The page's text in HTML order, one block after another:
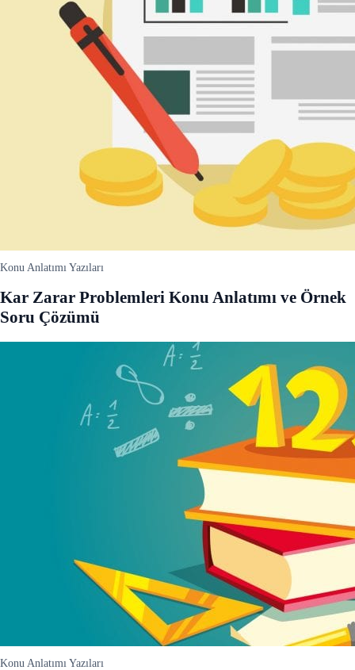
Konu Anlatımı Yazıları
Kar Zarar Problemleri Konu Anlatımı ve Örnek
Soru Çözümü
Konu Anlatımı Yazıları